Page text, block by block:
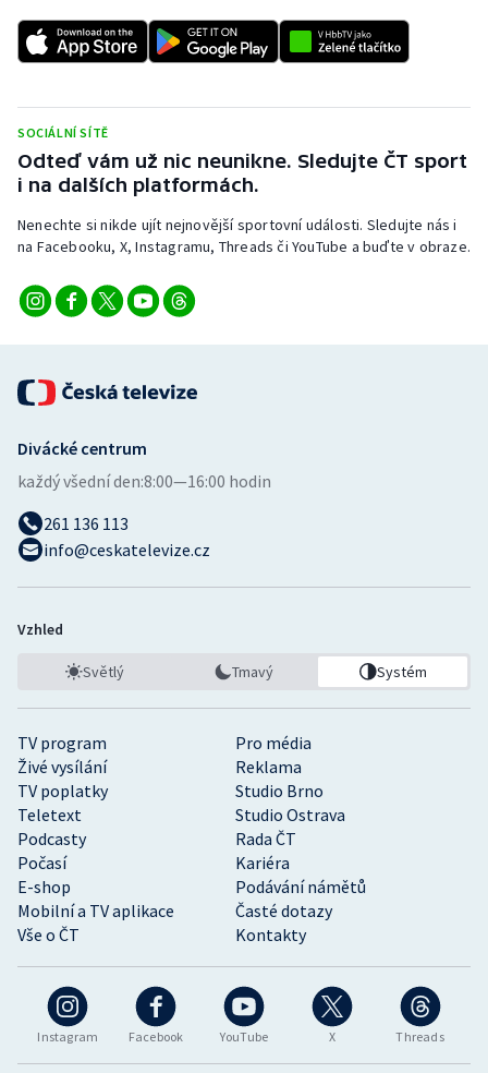
Sportovní střelba
Stolní tenis
Triatlon
Veslování
Volejbal
SOCIÁLNÍ SÍTĚ
Odteď vám už nic neunikne. Sledujte ČT sport
i na dalších platformách.
Nenechte si nikde ujít nejnovější sportovní události. Sledujte nás i
na Facebooku, X, Instagramu, Threads či YouTube a buďte v obraze.
Instagram Facebook YouTube X Threads
TV program
Pro média
Živé vysílání
Reklama
TV poplatky
Studio Brno
Teletext
Studio Ostrava
Podcasty
Rada ČT
Počasí
Kariéra
E-shop
Podávání námětů
Mobilní a TV aplikace
Časté dotazy
Vše o ČT
Kontakty
Divácké centrum
každý všední den:8:00—16:00 hodin
261 136 113
info@ceskatelevize.cz
Vzhled
Světlý Tmavý Systém